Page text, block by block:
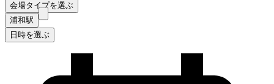
会場タイプを選ぶ
浦和駅
日時を選ぶ